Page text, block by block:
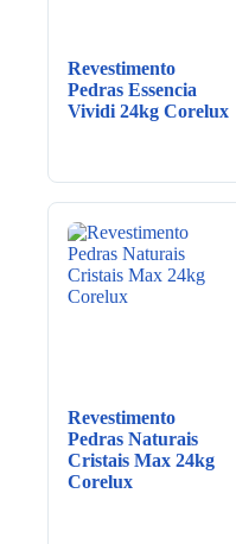
Revestimento
Pedras Essencia
Vividi 24kg Corelux
Revestimento
Pedras Naturais
Cristais Max 24kg
Corelux